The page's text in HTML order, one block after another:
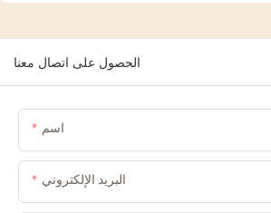
الحصول على اتصال معنا
اسم
البريد الإلكتروني